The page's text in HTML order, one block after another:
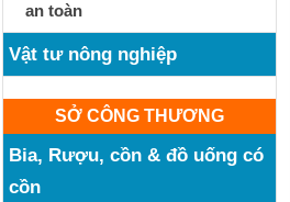
an toàn
Vật tư nông nghiệp
SỞ CÔNG THƯƠNG
Bia, Rượu, cồn & đồ uống có
cồn